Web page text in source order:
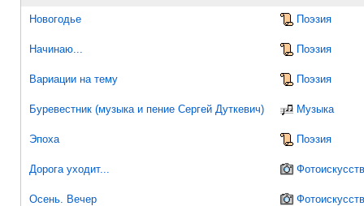
Новогодье Поэзия
Начинаю... Поэзия
Вариации на тему Поэзия
Буревестник (музыка и пение Сергей Дуткевич) Музыка
Эпоха Поэзия
Дорога уходит...
Осень. Вечер